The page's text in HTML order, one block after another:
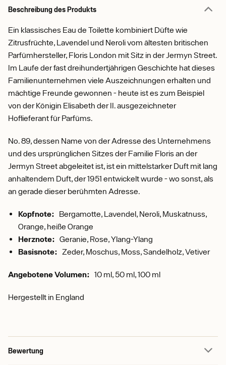
Beschreibung des Produkts
Ein klassisches Eau de Toilette kombiniert Düfte wie
Zitrusfrüchte, Lavendel und Neroli vom ältesten britischen
Parfümhersteller, Floris London mit Sitz in der Jermyn Street.
Im Laufe der fast dreihundertjährigen Geschichte hat dieses
Familienunternehmen viele Auszeichnungen erhalten und
mächtige Freunde gewonnen - heute ist es zum Beispiel
von der Königin Elisabeth der II. ausgezeichneter
Hoflieferant für Parfüms.
No. 89, dessen Name von der Adresse des Unternehmens
und des ursprünglichen Sitzes der Familie Floris an der
Jermyn Street abgeleitet ist, ist ein mittelstarker Duft mit lang
anhaltendem Duft, der 1951 entwickelt wurde - wo sonst, als
an gerade dieser berühmten Adresse.
Kopfnote: Bergamotte, Lavendel, Neroli, Muskatnuss,
Orange, heiße Orange
Herznote: Geranie, Rose, Ylang-Ylang
Basisnote: Zeder, Moschus, Moss, Sandelholz, Vetiver
Angebotene Volumen: 10 ml, 50 ml, 100 ml
Hergestellt in England
Bewertung